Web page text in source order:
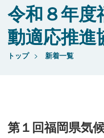
令和８年度
動適応推進
トップ 新着一覧
第１回福岡県気